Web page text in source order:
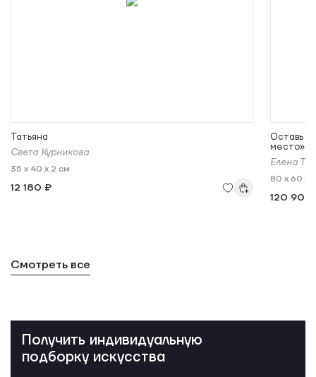
Татьяна
Света Курникова
35 x 40 x 2 см
12 180 ₽
Оставь
место»
Елена
80 x 60 x
120 900
Смотреть все
Получить индивидуальную
подборку искусства